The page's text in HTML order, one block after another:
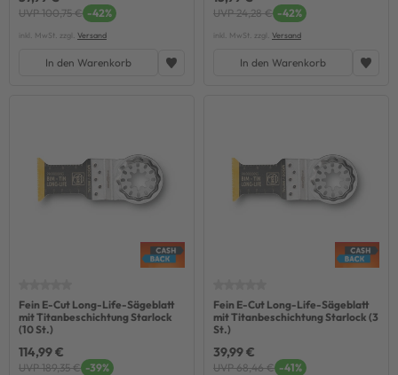
UVP 100,75 € -42%
inkl. MwSt. zzgl. Versand
In den Warenkorb
UVP 24,28 € -42%
inkl. MwSt. zzgl. Versand
In den Warenkorb
Fein E-Cut Long-Life-Sägeblatt
mit Titanbeschichtung Starlock
(10 St.)
114,99 €
UVP 189,35 € -39%
Fein E-Cut Long-Life-Sägeblatt
mit Titanbeschichtung Starlock (3
St.)
39,99 €
UVP 68,46 € -41%